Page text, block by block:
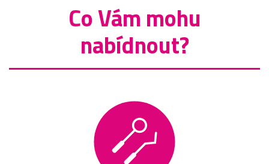
Co Vám mohu
nabídnout?